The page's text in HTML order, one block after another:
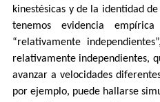
kinestésicas y de la identidad
tenemos evidencia
“relativamente
relativamente independientes,
avanzar a velocidades
por ejemplo, puede hallarse